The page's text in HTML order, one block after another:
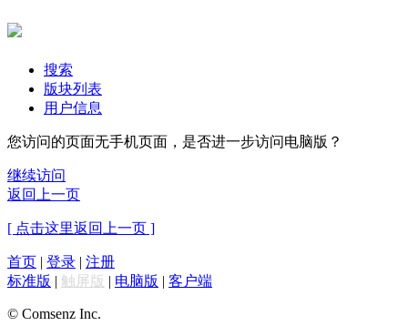
搜索
版块列表
用户信息
您访问的页面无手机页面，是否进一步访问电脑版？
继续访问
返回上一页
[ 点击这里返回上一页 ]
首页 | 登录 | 注册
标准版 | 触屏版 | 电脑版 | 客户端
© Comsenz Inc.